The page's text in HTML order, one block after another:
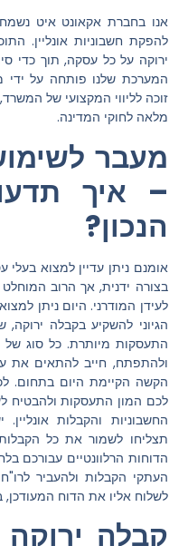
אנו בחברת אקאונט איט
להפקת חשבוניות אונליין.
ירוקה על כל עסקה, תוך כדי
המערכת שלנו פותחה על ידי
זוכה לליווי המקצועי של
מלאה לחוקי המדינה.
מעבר
– איך
הנכון?
אומנם ניתן עדיין למצוא
בצורה ידנית, אך הרוב
לעידן המודרני. היום ניתן
הגיוני להשקיע בקבלה
התעסקות מיותרת. כל סוג של
ולהתפתח, חייב להתאים את
הקשה הקיימת היום בתחום.
לכם המון התעסקות ולהבטיח
החשבוניות והקבלות
תצליחו לשמור את כל
הדוחות הרלוונטיים עבורכם
העתקי הקבלות ולהעביר
לשלוח אליו את הדוח
קבלה